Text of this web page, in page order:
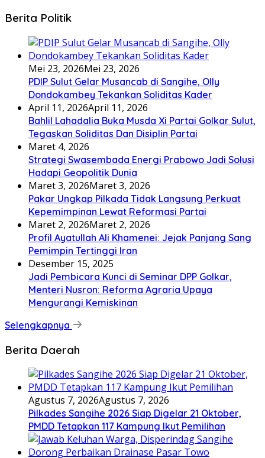
Berita Politik
Mei 23, 2026Mei 23, 2026
PDIP Sulut Gelar Musancab di Sangihe, Olly
Dondokambey Tekankan Soliditas Kader
April 11, 2026April 11, 2026
Bahlil Lahadalia Buka Musda Xi Partai Golkar Sulut,
Tegaskan Soliditas Dan Disiplin Partai
Maret 4, 2026
Strategi Swasembada Energi Prabowo Jadi Solusi
Hadapi Geopolitik Dunia
Maret 3, 2026Maret 3, 2026
Pakar Ungkap Pilkada Tidak Langsung Perkuat
Kepemimpinan Lewat Reformasi Partai
Maret 2, 2026Maret 2, 2026
Profil Ayatullah Ali Khamenei: Jejak Panjang Sang
Pemimpin Tertinggi Iran
Desember 15, 2025
Jadi Pembicara Kunci di Seminar DPP Golkar,
Menteri Nusron: Reforma Agraria Upaya
Mengurangi Kemiskinan
Selengkapnya
Berita Daerah
Agustus 7, 2026Agustus 7, 2026
Pilkades Sangihe 2026 Siap Digelar 21 Oktober,
PMDD Tetapkan 117 Kampung Ikut Pemilihan